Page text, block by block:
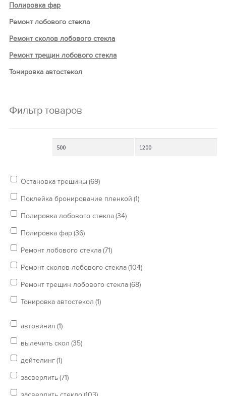
Полировка фар
Ремонт лобового стекла
Ремонт сколов лобового стекла
Ремонт трещин лобового стекла
Тонировка автостекол
Фильтр товаров
Остановка трещины (69)
Поклейка бронирование пленкой (1)
Полировка лобового стекла(34)
Полировка фар(36)
Ремонт лобового стекла(71)
Ремонт сколов лобового стекла(104)
Ремонт трещин лобового стекла(68)
Тонировка автостекол (1)
автовинил (1)
вылечить скол (35)
дейтелинг(1)
засверлить(71)